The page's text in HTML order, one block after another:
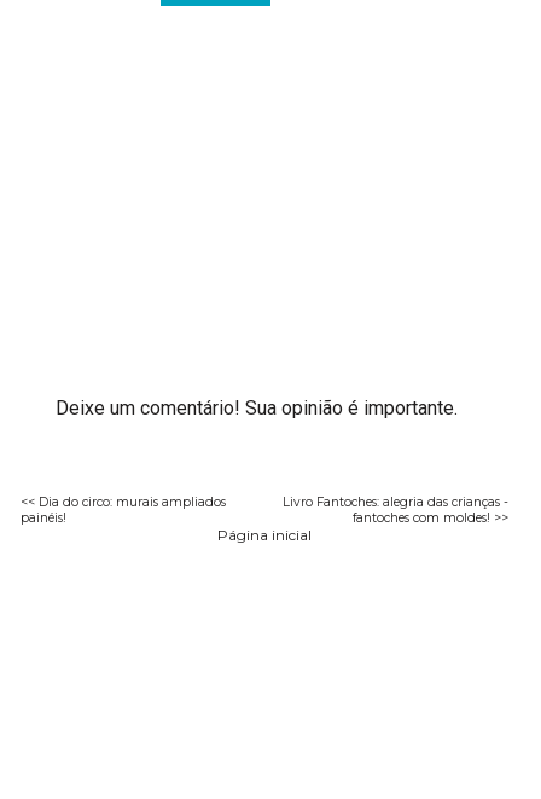
Deixe um comentário! Sua opinião é importante.
<< Dia do circo: murais ampliados
painéis!
Livro Fantoches: alegria das crianças -
fantoches com moldes! >>
Página inicial